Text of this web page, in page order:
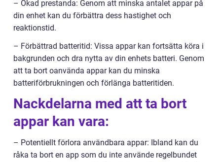
– Ökad prestanda: Genom att minska antalet appar på
din enhet kan du förbättra dess hastighet och
reaktionstid.
– Förbättrad batteritid: Vissa appar kan fortsätta köra i
bakgrunden och dra nytta av din enhets batteri. Genom
att ta bort oanvända appar kan du minska
batteriförbrukningen och förlänga batteritiden.
Nackdelarna med att ta bort
appar kan vara:
– Potentiellt förlora användbara appar: Ibland kan du
råka ta bort en app som du inte använde regelbundet